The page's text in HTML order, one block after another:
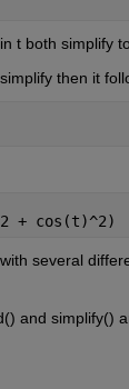
t both simplify
then it
+ cos(t)^2)
several
and simplify()